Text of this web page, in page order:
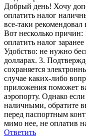
Добрый день! Хочу
оплатить налог
все-таки
Вот несколько
оплатить налог
Удобство: не нужно
долларах. 3.
сохраняется
случае каких-либо
приложения поможет
аэропорту. Однако
наличными, обратите
перед паспортным
мимо нее, не оплатив
Ответить